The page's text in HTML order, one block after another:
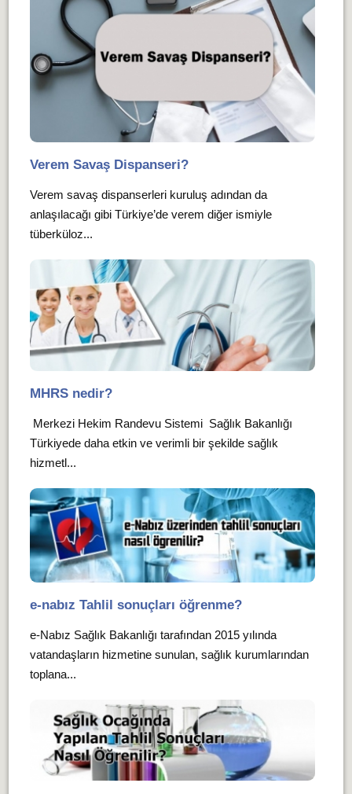
Verem Savaş Dispanseri?
Verem savaş dispanserleri kuruluş adından da
anlaşılacağı gibi Türkiye’de verem diğer ismiyle
tüberküloz...
MHRS nedir?
Merkezi Hekim Randevu Sistemi Sağlık Bakanlığı
Türkiyede daha etkin ve verimli bir şekilde sağlık
hizmetl...
e-nabız Tahlil sonuçları öğrenme?
e-Nabız Sağlık Bakanlığı tarafından 2015 yılında
vatandaşların hizmetine sunulan, sağlık kurumlarından
toplana...